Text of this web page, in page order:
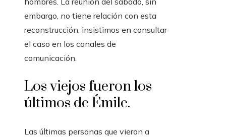
embargo, no tiene relación con esta
reconstrucción, insistimos en consultar
el caso en los canales de
comunicación.
Los viejos fueron los
últimos de Émile.
Las últimas personas que vieron a